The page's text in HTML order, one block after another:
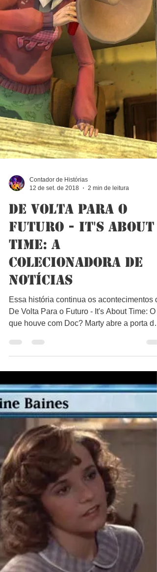
Contador de Histórias
12 de set. de 2018
De Volta Para o
Futuro - It's About
Time: A
Colecionadora de
DeLorean...